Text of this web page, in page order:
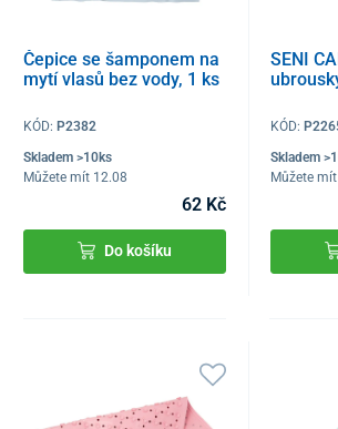
Čepice se šamponem na
mytí vlasů bez vody, 1 ks
KÓD: P2382
Skladem >10ks
Můžete mít 12.08
62 Kč
Do košíku
SENI
KÓD:
Skladem
Můžete